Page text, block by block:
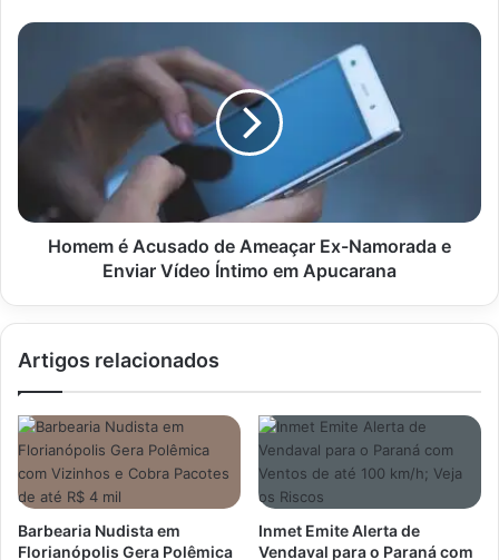
e
Homem
Enviar
VídeoHomem é Acusado de Ameaçar Ex-Namorada e
Enviar Vídeo Íntimo em Apucarana
Artigos relacionados
Barbearia Nudista em
Florianópolis Gera Polêmica
Inmet Emite Alerta de
Vendaval para o Paraná com